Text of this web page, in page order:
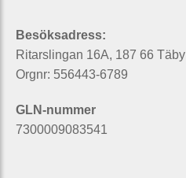
Besöksadress:
Ritarslingan 16A, 187 66 Täby
Orgnr: 556443-6789
GLN-nummer
7300009083541